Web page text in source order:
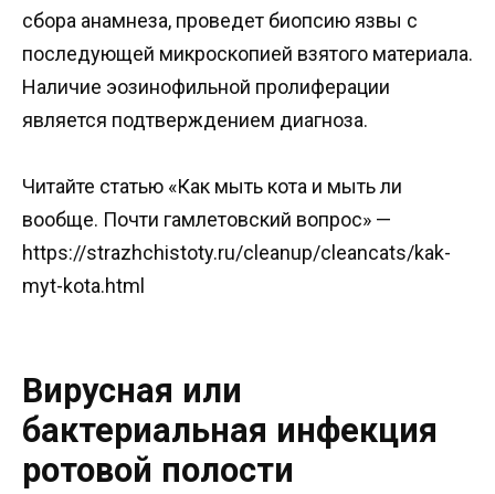
сбора анамнеза, проведет биопсию язвы с
последующей микроскопией взятого материала.
Наличие эозинофильной пролиферации
является подтверждением диагноза.
Читайте статью «Как мыть кота и мыть ли
вообще. Почти гамлетовский вопрос» —
https://strazhchistoty.ru/cleanup/cleancats/kak-
myt-kota.html
Вирусная или
бактериальная инфекция
ротовой полости